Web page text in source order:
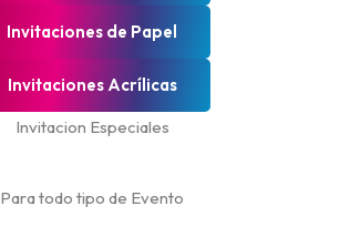
Invitaciones de Papel
Invitaciones Acrílicas
Invitacion Especiales
Para todo tipo de Evento